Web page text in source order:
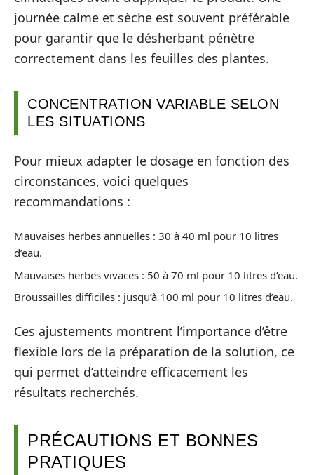
journée calme et sèche est souvent préférable
pour garantir que le désherbant pénètre
correctement dans les feuilles des plantes.
CONCENTRATION VARIABLE SELON
LES SITUATIONS
Pour mieux adapter le dosage en fonction des
circonstances, voici quelques
recommandations :
Mauvaises herbes annuelles : 30 à 40 ml pour 10 litres
d’eau.
Mauvaises herbes vivaces : 50 à 70 ml pour 10 litres d’eau.
Broussailles difficiles : jusqu’à 100 ml pour 10 litres d’eau.
Ces ajustements montrent l’importance d’être
flexible lors de la préparation de la solution, ce
qui permet d’atteindre efficacement les
résultats recherchés.
PRÉCAUTIONS ET BONNES
PRATIQUES